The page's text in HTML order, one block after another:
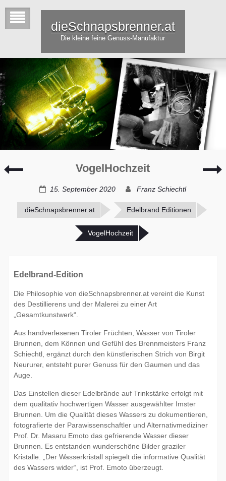
dieSchnapsbrenner.at
Die kleine feine Genuss-Manufaktur
„Grüne
Fee“
VogelHochzeit
15. September 2020 Franz Schiechtl
dieSchnapsbrenner.at Edelbrand Editionen
VogelHochzeit
Edelbrand-Edition
Die Philosophie von dieSchnapsbrenner.at vereint die Kunst
des Destillierens und der Malerei zu einer Art
„Gesamtkunstwerk“.
Aus handverlesenen Tiroler Früchten, Wasser von Tiroler
Brunnen, dem Können und Gefühl des Brennmeisters Franz
Schiechtl, ergänzt durch den künstlerischen Strich von Birgit
Neururer, entsteht purer Genuss für den Gaumen und das
Auge.
Das Einstellen dieser Edelbrände auf Trinkstärke erfolgt mit
dem qualitativ hochwertigen Wasser ausgewählter Imster
Brunnen. Um die Qualität dieses Wassers zu dokumentieren,
fotografierte der Parawissenschaftler und Alternativmediziner
Prof. Dr. Masaru Emoto das gefrierende Wasser dieser
Brunnen. Es entstanden wunderschöne Bilder graziler
Kristalle. „Der Wasserkristall spiegelt die informative Qualität
des Wassers wider“, ist Prof. Emoto überzeugt.